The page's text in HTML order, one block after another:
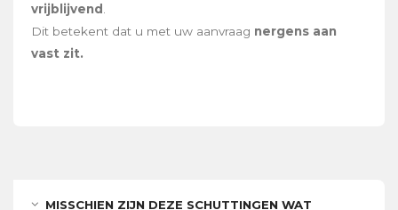
vrijblijvend
Dit betekent dat u met uw aanvraag nergens aan
vast zit.
MISSCHIEN ZIJN DEZE SCHUTTINGEN WAT